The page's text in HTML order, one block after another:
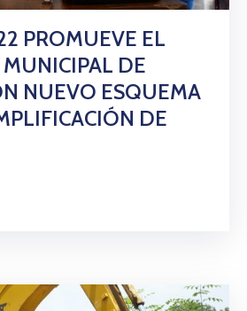
PROMUEVE EL
DE
NUEVO ESQUEMA
DE